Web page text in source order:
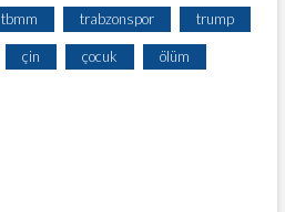
tbmm trabzonspor trump
çin çocuk ölüm